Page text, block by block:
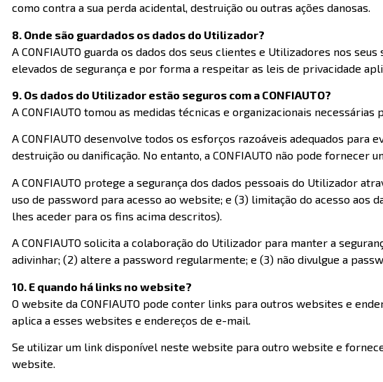
como contra a sua perda acidental, destruição ou outras ações danosas.
8. Onde são guardados os dados do Utilizador?
A CONFIAUTO guarda os dados dos seus clientes e Utilizadores nos
elevados de segurança e por forma a respeitar as leis de privacidade
9. Os dados do Utilizador estão seguros com a CONFIAUTO?
A CONFIAUTO tomou as medidas técnicas e organizacionais
A CONFIAUTO desenvolve todos os esforços razoáveis adequados
destruição ou danificação. No entanto, a CONFIAUTO não pode
A CONFIAUTO protege a segurança dos dados pessoais do Utilizador
uso de password para acesso ao website; e (3) limitação do acesso aos
lhes aceder para os fins acima descritos).
A CONFIAUTO solicita a colaboração do Utilizador para manter a
adivinhar; (2) altere a password regularmente; e (3) não divulgue a
10. E quando há links no website?
O website da CONFIAUTO pode conter links para outros websites e
aplica a esses websites e endereços de e-mail.
Se utilizar um link disponível neste website para outro website e
website.